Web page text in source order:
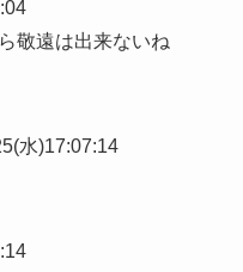
敬遠は出来ないね
水)17:07:14